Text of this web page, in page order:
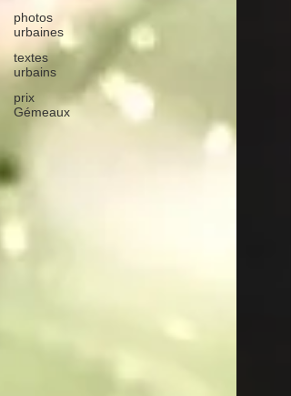
photos
urbaines
textes
urbains
prix
Gémeaux